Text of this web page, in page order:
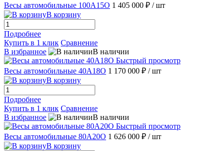
Весы автомобильные 100А15О 1 405 000 ₽ / шт
В корзину
Подробнее
Купить в 1 клик Сравнение
В избранное
В наличии
Быстрый просмотр
Весы автомобильные 40А18О 1 170 000 ₽ / шт
В корзину
Подробнее
Купить в 1 клик Сравнение
В избранное
В наличии
Быстрый просмотр
Весы автомобильные 80А20О 1 626 000 ₽ / шт
В корзину